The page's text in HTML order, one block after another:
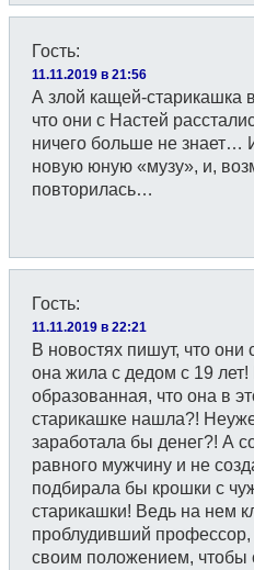
Гость:
11.11.2019 в 21:56
А злой кащей-
что они с Настей
ничего больше не знает…
новую юную «музу», и,
повторилась…
Гость:
11.11.2019 в 22:21
В новостях пишут, что они
она жила с дедом с 19
образованная, что она в
старикашке нашла?!
заработала бы денег?! А
равного мужчину и не
подбирала бы крошки с
старикашки! Ведь на нем
проблудивший
своим положением, чтобы